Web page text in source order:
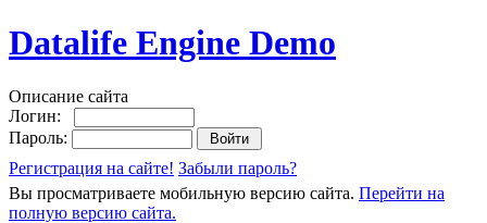
Datalife Engine Demo
Описание сайта
Логин:
Пароль:
Регистрация на сайте! Забыли пароль?
Вы просматриваете мобильную версию сайта. Перейти на
полную версию сайта.